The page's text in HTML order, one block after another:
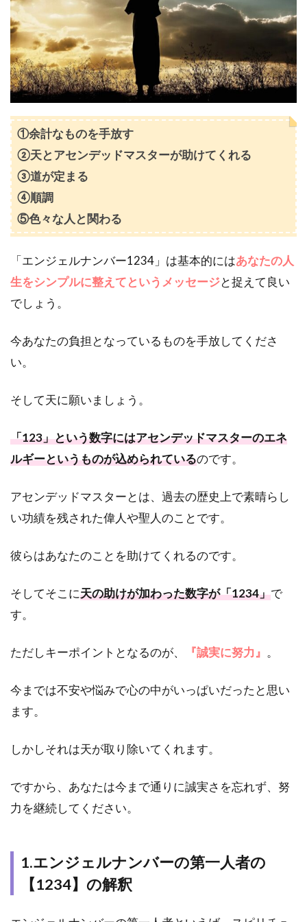
1.2
2.
前兆｜エ
ンジェル
ナンバー
【1234】
何が起き
る？
2
ジャ
ンル別｜
エンジェ
ルナンバ
ー
【1234】
メッセー
ジを解説
恋愛｜エ
ナンバー
ジは？
復縁｜エ
ンジェル
ナンバー
の意味や
メッセー
ジは？
2.3
3.
ルナンバ
メッセー
2.4
4.
【1234】
メッセー
ジは？
ナンバー
【1234】
の意味や
①余計なものを手放す
②天とアセンデッドマスターが助けてくれる
③道が定まる
④順調
⑤色々な人と関わる
「エンジェルナンバー1234」は基本的にはあなたの人
生をシンプルに整えてというメッセージと捉えて良い
でしょう。
今あなたの負担となっているものを手放してくださ
い。
そして天に願いましょう。
「123」という数字にはアセンデッドマスターのエネ
ルギーというものが込められているのです。
アセンデッドマスターとは、過去の歴史上で素晴らし
い功績を残された偉人や聖人のことです。
彼らはあなたのことを助けてくれるのです。
そしてそこに天の助けが加わった数字が「1234」で
す。
ただしキーポイントとなるのが、 『誠実に努力』 。
今までは不安や悩みで心の中がいっぱいだったと思い
ます。
しかしそれは天が取り除いてくれます。
ですから、あなたは今まで通りに誠実さを忘れず、努
力を継続してください。
1.エンジェルナンバーの第一人者の
【1234】の解釈